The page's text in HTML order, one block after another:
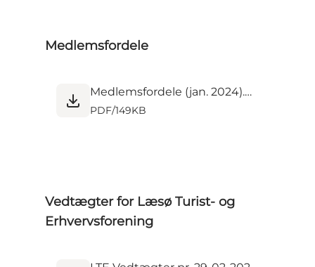
Medlemsfordele
Medlemsfordele (jan. 2024).pdf
PDF/149KB
Vedtægter for Læsø Turist- og
Erhvervsforening